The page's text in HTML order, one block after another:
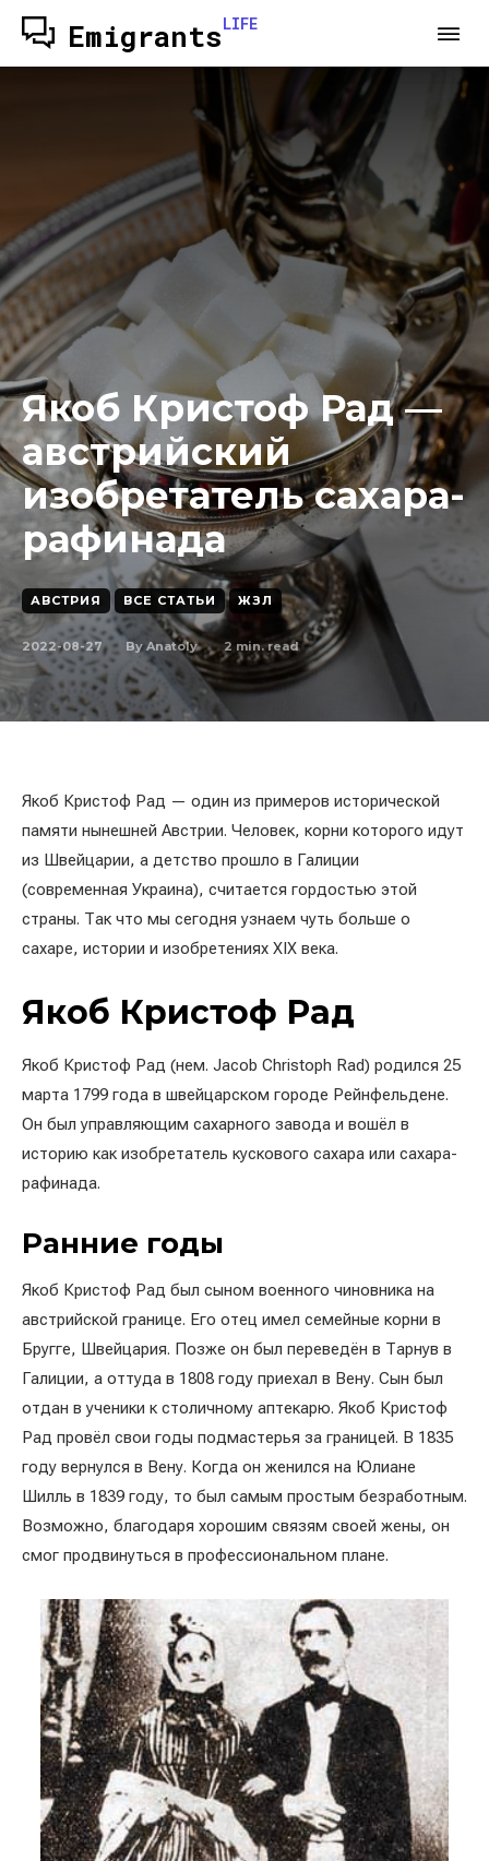
EmigrantsLIFE
Якоб Кристоф Рад —
австрийский
изобретатель сахара-
рафинада
АВСТРИЯ ВСЕ СТАТЬИ ЖЗЛ
2022-08-27 By Anatoly 2 min. read
Якоб Кристоф Рад — один из примеров исторической
памяти нынешней Австрии. Человек, корни которого идут
из Швейцарии, а детство прошло в Галиции
(современная Украина), считается гордостью этой
страны. Так что мы сегодня узнаем чуть больше о
сахаре, истории и изобретениях XIX века.
Якоб Кристоф Рад
Якоб Кристоф Рад (нем. Jacob Christoph Rad) родился 25
марта 1799 года в швейцарском городе Рейнфельдене.
Он был управляющим сахарного завода и вошёл в
историю как изобретатель кускового сахара или сахара-
рафинада.
Ранние годы
Якоб Кристоф Рад был сыном военного чиновника на
австрийской границе. Его отец имел семейные корни в
Бругге, Швейцария. Позже он был переведён в Тарнув в
Галиции, а оттуда в 1808 году приехал в Вену. Сын был
отдан в ученики к столичному аптекарю. Якоб Кристоф
Рад провёл свои годы подмастерья за границей. В 1835
году вернулся в Вену. Когда он женился на Юлиане
Шилль в 1839 году, то был самым простым безработным.
Возможно, благодаря хорошим связям своей жены, он
смог продвинуться в профессиональном плане.